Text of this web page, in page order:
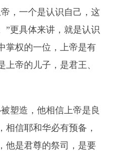
，一个是认识自己，这
”更具体来讲，就是认识
掌权的一位，上帝是有
帝的儿子，是君王、
塑造，他相信上帝是良
相信耶和华必有预备，
他是君尊的祭司，是要